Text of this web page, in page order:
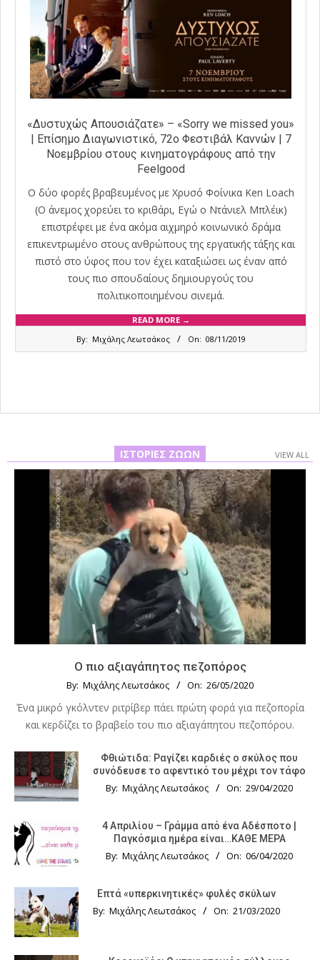
«Δυστυχώς Απουσιάζατε» – «Sorry we missed you»
| Επίσημο Διαγωνιστικό, 72ο Φεστιβάλ Καννών | 7
Νοεμβρίου στους κινηματογράφους από την
Feelgood
Ο δύο φορές βραβευμένος με Χρυσό Φοίνικα Ken Loach
(Ο άνεμος χορεύει το κριθάρι, Εγώ ο Ντάνιελ Μπλέικ)
επιστρέφει με ένα ακόμα αιχμηρό κοινωνικό δράμα
επικεντρωμένο στους ανθρώπους της εργατικής τάξης και
πιστό στο ύφος που τον έχει καταξιώσει ως έναν από
τους πιο σπουδαίους δημιουργούς του
πολιτικοποιημένου σινεμά.
READ MORE →
By: Μιχάλης Λεωτσάκος On: 08/11/2019
ΙΣΤΟΡΊΕΣ ΖΏΩΝ VIEW ALL
Ο πιο αξιαγάπητος πεζοπόρος
By: Μιχάλης Λεωτσάκος On: 26/05/2020
Ένα μικρό γκόλντεν ριτρίβερ πάει πρώτη φορά για πεζοπορία
και κερδίζει το βραβείο του πιο αξιαγάπητου πεζοπόρου.
Φθιώτιδα: Ραγίζει καρδιές ο σκύλος που
συνόδευσε το αφεντικό του μέχρι τον τάφο
By: Μιχάλης Λεωτσάκος On: 29/04/2020
4 Απριλίου – Γράμμα από ένα Αδέσποτο |
Παγκόσμια ημέρα είναι…ΚΑΘΕ ΜΕΡΑ
By: Μιχάλης Λεωτσάκος On: 06/04/2020
Επτά «υπερκινητικές» φυλές σκύλων
By: Μιχάλης Λεωτσάκος On: 21/03/2020